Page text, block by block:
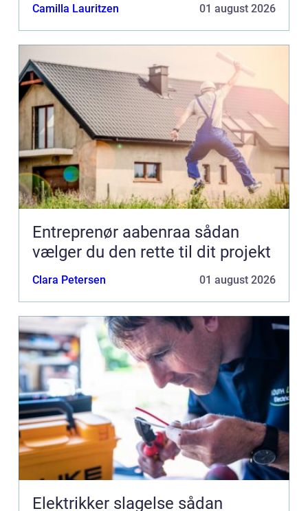
Camilla Lauritzen 01 august 2026
Entreprenør aabenraa sådan
vælger du den rette til dit projekt
Clara Petersen 01 august 2026
Elektrikker slagelse sådan